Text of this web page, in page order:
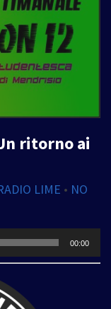
ritorno ai
LIME • NO
00:00